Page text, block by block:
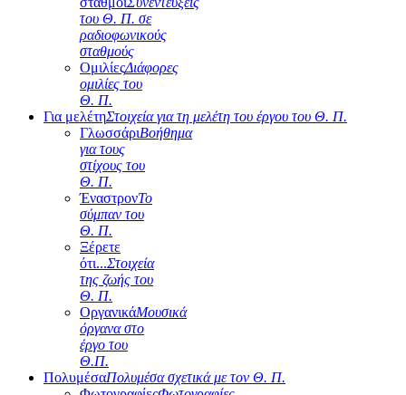
του Θ. Π. σε
ραδιοφωνικούς
σταθμούς
ΟμιλίεςΔιάφορες
ομιλίες του
Θ. Π.
Για μελέτηΣτοιχεία για τη μελέτη του έργου του Θ. Π.
ΓλωσσάριΒοήθημα
για τους
στίχους του
Θ. Π.
ΈναστρονΤο
σύμπαν του
Θ. Π.
Ξέρετε
ότι...Στοιχεία
της ζωής του
Θ. Π.
ΟργανικάΜουσικά
όργανα στο
έργο του
Θ.Π.
ΠολυμέσαΠολυμέσα σχετικά με τον Θ. Π.